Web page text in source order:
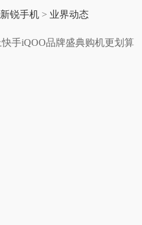
新锐手机 > 业界动态